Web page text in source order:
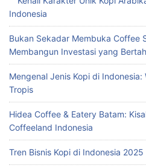
Indonesia
Bukan Sekadar Membuka Coffee
Membangun Investasi yang
Mengenal Jenis Kopi di Indonesia:
Tropis
Hidea Coffee & Eatery Batam:
Coffeeland Indonesia
Tren Bisnis Kopi di Indonesia